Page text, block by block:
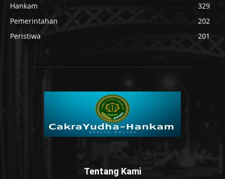
Hankam
329
Pemerintahan
202
Peristiwa
201
Tentang Kami